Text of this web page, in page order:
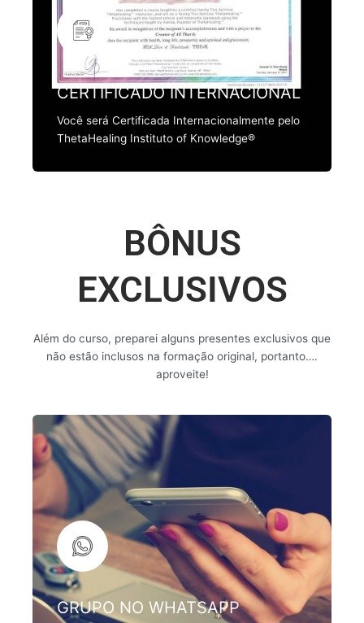
CERTIFICADO INTERNACIONAL
Você será Certificada Internacionalmente pelo
ThetaHealing Instituto of Knowledge®
BÔNUS
EXCLUSIVOS
Além do curso, preparei alguns presentes exclusivos que
não estão inclusos na formação original, portanto….
aproveite!
GRUPO NO WHATSAPP